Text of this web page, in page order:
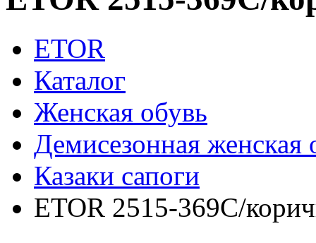
ETOR
Каталог
Женская обувь
Демисезонная женская
Казаки сапоги
ETOR 2515-369С/